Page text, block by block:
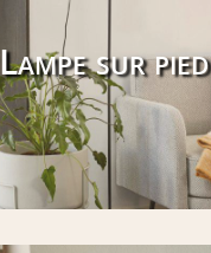
Lampe sur pied